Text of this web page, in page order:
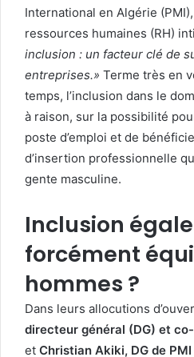
International en Algérie
ressources humaines (RH)
inclusion : un facteur clé de
entreprises.» Terme très en
temps, l’inclusion dans le
à raison, sur la possibilité
poste d’emploi et de
d’insertion professionnelle
gente masculine.
Inclusion
forcément
hommes ?
Dans leurs allocutions
directeur général (DG) et
et Christian Akiki, DG de